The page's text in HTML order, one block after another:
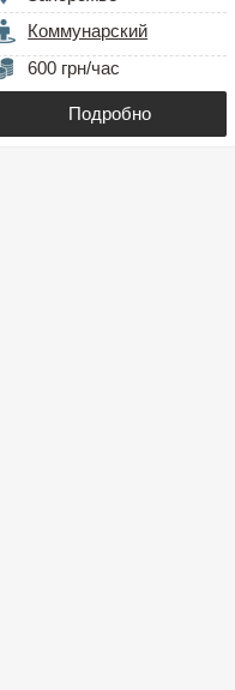
Коммунарский
600 грн/час
Подробно